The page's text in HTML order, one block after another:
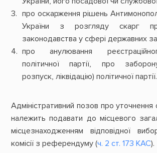
про оскарження рішень
України з розгляду скарг
законодавства у сфері державних
про анулювання
політичної партії, про
розпуск, ліквідацію) політичної партії.
Адміністративний позов про уточнення
належить подавати до місцевого
місцезнаходженням відповідної
комісії з референдуму (ч. 2 ст. 173 КАС).